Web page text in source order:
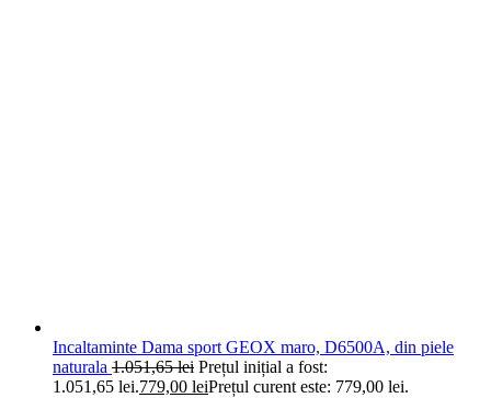
Incaltaminte Dama sport GEOX maro, D6500A, din piele
naturala 1.051,65lei Prețul inițial a fost:
1.051,65 lei.779,00 leiPrețul curent este: 779,00 lei.